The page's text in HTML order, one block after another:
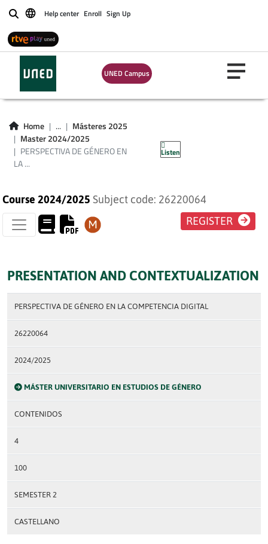
BuscarHelp center Enroll Sign Up
UNED Campus
Home ...
Másteres 2025
Master 2024/2025
PERSPECTIVA DE GÉNERO EN
LA ...
Listen
PERSPECTIVA DE
GÉNERO EN LA
COMPETENCIA
DIGITAL
Course 2024/2025 Subject code: 26220064
REGISTER
PRESENTATION AND CONTEXTUALIZATION
PERSPECTIVA DE GÉNERO EN LA COMPETENCIA DIGITAL
26220064
2024/2025
MÁSTER UNIVERSITARIO EN ESTUDIOS DE GÉNERO
CONTENIDOS
4
100
SEMESTER 2
CASTELLANO